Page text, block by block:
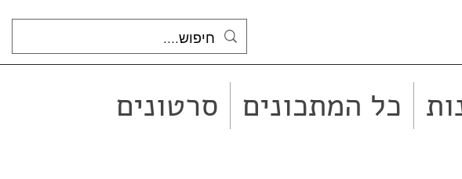
כל המתכונים סרטונים